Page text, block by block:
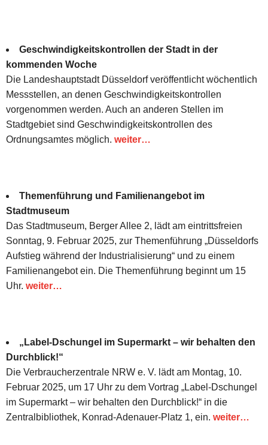
Geschwindigkeitskontrollen der Stadt in der
kommenden Woche
Die Landeshauptstadt Düsseldorf veröffentlicht wöchentlich
Messstellen, an denen Geschwindigkeitskontrollen
vorgenommen werden. Auch an anderen Stellen im
Stadtgebiet sind Geschwindigkeitskontrollen des
Ordnungsamtes möglich. weiter…
Themenführung und Familienangebot im
Stadtmuseum
Das Stadtmuseum, Berger Allee 2, lädt am eintrittsfreien
Sonntag, 9. Februar 2025, zur Themenführung „Düsseldorfs
Aufstieg während der Industrialisierung“ und zu einem
Familienangebot ein. Die Themenführung beginnt um 15
Uhr. weiter…
„Label-Dschungel im Supermarkt – wir behalten den
Durchblick!“
Die Verbraucherzentrale NRW e. V. lädt am Montag, 10.
Februar 2025, um 17 Uhr zu dem Vortrag „Label-Dschungel
im Supermarkt – wir behalten den Durchblick!“ in die
Zentralbibliothek, Konrad-Adenauer-Platz 1, ein. weiter…